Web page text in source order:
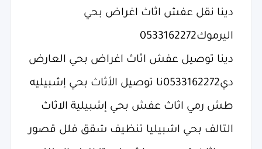
دينا نقل عفش اثاث اغراض بحي
اليرموك0533162272
دينا توصيل عفش اثاث اغراض بحي العارض
دي0533162272نا توصيل الأثاث بحي إشبيليه
طش رمي اثاث عفش بحي إشبيلية الاثاث
التالف بحي اشبيليا تنظيف شقق فلل قصور